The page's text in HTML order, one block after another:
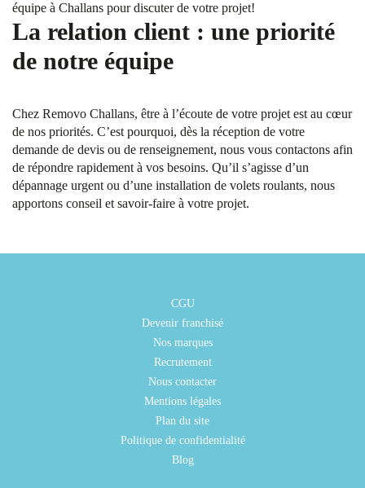
équipe à Challans pour discuter de votre projet!
La relation client : une priorité
de notre équipe
Chez Removo Challans, être à l’écoute de votre projet est au cœur
de nos priorités. C’est pourquoi, dès la réception de votre
demande de devis ou de renseignement, nous vous contactons afin
de répondre rapidement à vos besoins. Qu’il s’agisse d’un
dépannage urgent ou d’une installation de volets roulants, nous
apportons conseil et savoir-faire à votre projet.
CGU
Devenir franchisé
Nos marques
Recrutement
Nous contacter
Mentions légales
Plan du site
Politique de confidentialité
Blog